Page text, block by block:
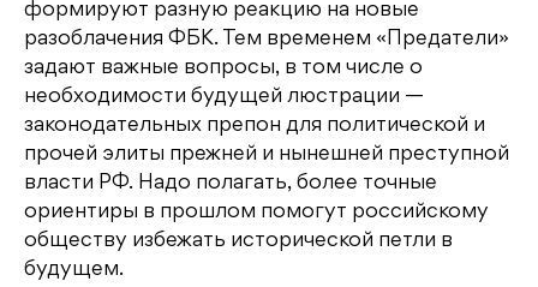
формируют разную реакцию на новые
разоблачения ФБК. Тем временем «Предатели»
задают важные вопросы, в том числе о
необходимости будущей люстрации —
законодательных препон для политической и
прочей элиты прежней и нынешней преступной
власти РФ. Надо полагать, более точные
ориентиры в прошлом помогут российскому
обществу избежать исторической петли в
будущем.